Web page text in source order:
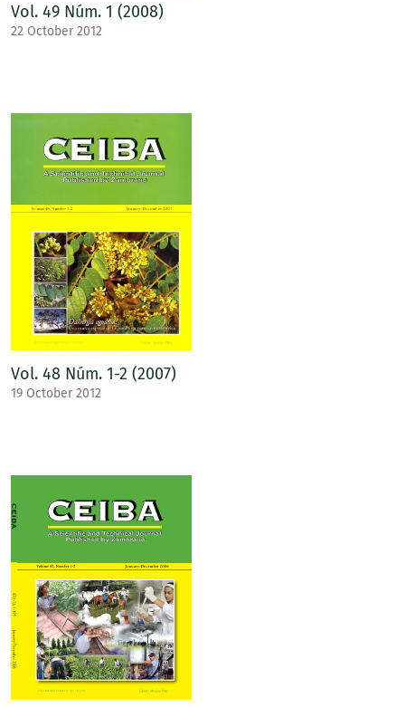
Vol. 49 Núm. 1 (2008)
22 October 2012
Vol. 48 Núm. 1-2 (2007)
19 October 2012